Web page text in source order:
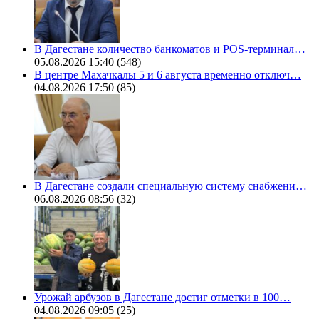
В Дагестане количество банкоматов и POS-терминал…
05.08.2026 15:40 (548)
В центре Махачкалы 5 и 6 августа временно отключ…
04.08.2026 17:50 (85)
В Дагестане создали специальную систему снабжени…
06.08.2026 08:56 (32)
Урожай арбузов в Дагестане достиг отметки в 100…
04.08.2026 09:05 (25)